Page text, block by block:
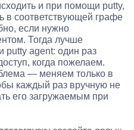
и при помощи putty,
в соответствующей графе
если нужно
Тогда лучше
putty agent: один раз
когда пожелаем.
— меняем только в
каждый раз вручную не
его загружаемым при